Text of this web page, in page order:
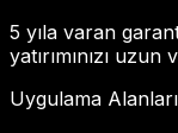
5 yıla varan
yatırımınızı
Uygulama Alanları